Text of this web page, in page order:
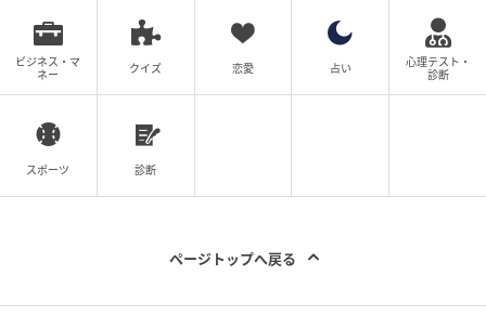
で子宮摘出手術を受け、その後、更年期障害や糖尿病
も加わり、夫婦生活が再開することはありませんでし
た。
夫の実家の田舎に移り住んでからは、子どもがいなか
ったこともあってか周囲の人々の好奇心に戸惑うこと
もありました。心療内科を受診した際、夫婦生活につ
す。でも、そういった経験を通じて、私たちの関係の
ビジネス・マ
ネー
クイズ 恋愛 占い
心理テスト・
診断
スポーツ 診断
ページトップへ戻る